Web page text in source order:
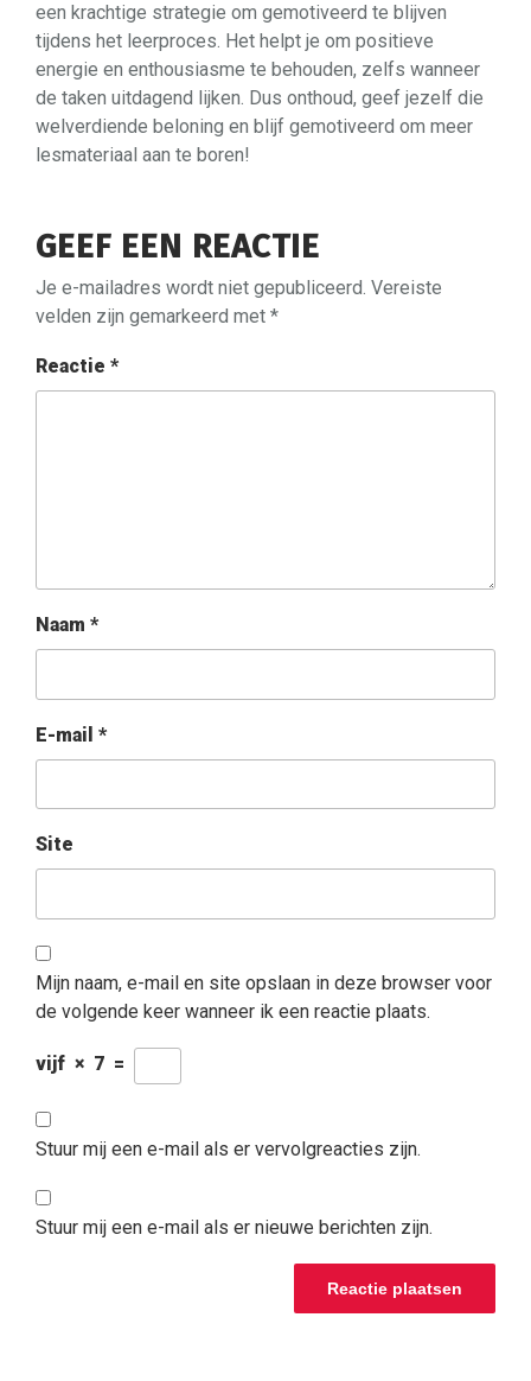
een krachtige strategie om gemotiveerd te blijven
tijdens het leerproces. Het helpt je om positieve
energie en enthousiasme te behouden, zelfs wanneer
de taken uitdagend lijken. Dus onthoud, geef jezelf die
welverdiende beloning en blijf gemotiveerd om meer
lesmateriaal aan te boren!
GEEF EEN REACTIE
Je e-mailadres wordt niet gepubliceerd. Vereiste
velden zijn gemarkeerd met *
Reactie *
Naam *
E-mail *
Site
Mijn naam, e-mail en site opslaan in deze browser voor
de volgende keer wanneer ik een reactie plaats.
vijf × 7 =
Stuur mij een e-mail als er vervolgreacties zijn.
Stuur mij een e-mail als er nieuwe berichten zijn.